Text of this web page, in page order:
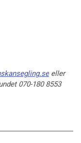
eller
070-180 8553